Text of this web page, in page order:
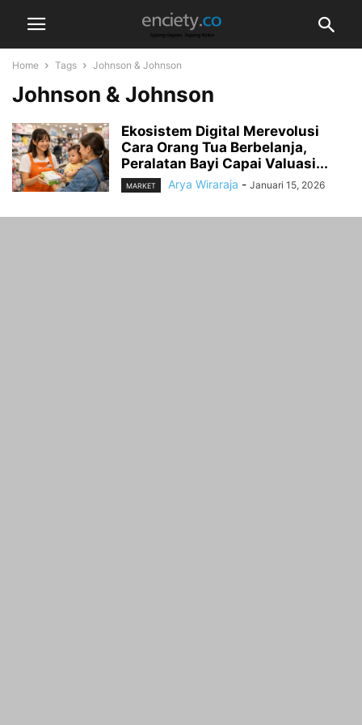
Home Tags Johnson & Johnson
Johnson & Johnson
Ekosistem Digital Merevolusi
Cara Orang Tua Berbelanja,
Peralatan Bayi Capai Valuasi...
MARKET Arya Wiraraja - Januari 15, 2026